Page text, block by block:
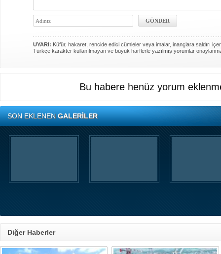
UYARI: Küfür, hakaret, rencide edici cümleler veya imalar, inançlara saldırı
Türkçe karakter kullanılmayan ve büyük harflerle yazılmış yorumlar
Bu habere henüz yorum
SON EKLENENGALERİLER
Diğer Haberler